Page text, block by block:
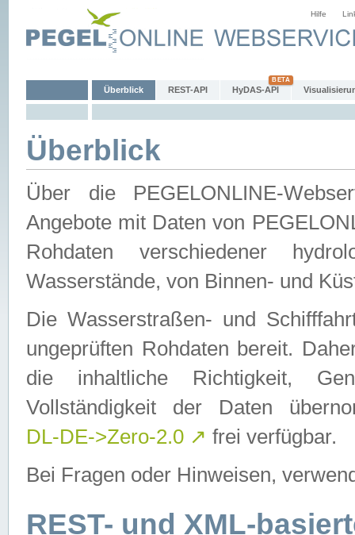
Hilfe
Überblick REST-API HyDAS-API
Überblick
Über die PEGELONLINE-
Angebote mit Daten von
Rohdaten verschiedener
Wasserstände, von Binnen- und
Die Wasserstraßen- und
ungeprüften Rohdaten bereit.
die inhaltliche Richtigkeit,
Vollständigkeit der Daten
DL-DE->Zero-2.0 ↗ frei verfügbar.
Bei Fragen oder Hinweisen,
REST- und XML-